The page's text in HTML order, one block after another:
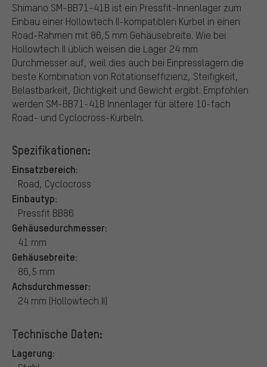
Shimano SM-BB71-41B ist ein Pressfit-Innenlager zum
Einbau einer Hollowtech II-kompatiblen Kurbel in einen
Road-Rahmen mit 86,5 mm Gehäusebreite. Wie bei
Hollowtech II üblich weisen die Lager 24 mm
Durchmesser auf, weil dies auch bei Einpresslagern die
beste Kombination von Rotationseffizienz, Steifigkeit,
Belastbarkeit, Dichtigkeit und Gewicht ergibt. Empfohlen
werden SM-BB71-41B Innenlager für ältere 10-fach
Road- und Cyclocross-Kurbeln.
Spezifikationen:
Einsatzbereich:
Road, Cyclocross
Einbautyp:
Pressfit BB86
Gehäusedurchmesser:
41 mm
Gehäusebreite:
86,5 mm
Achsdurchmesser:
24 mm (Hollowtech II)
Technische Daten:
Lagerung: